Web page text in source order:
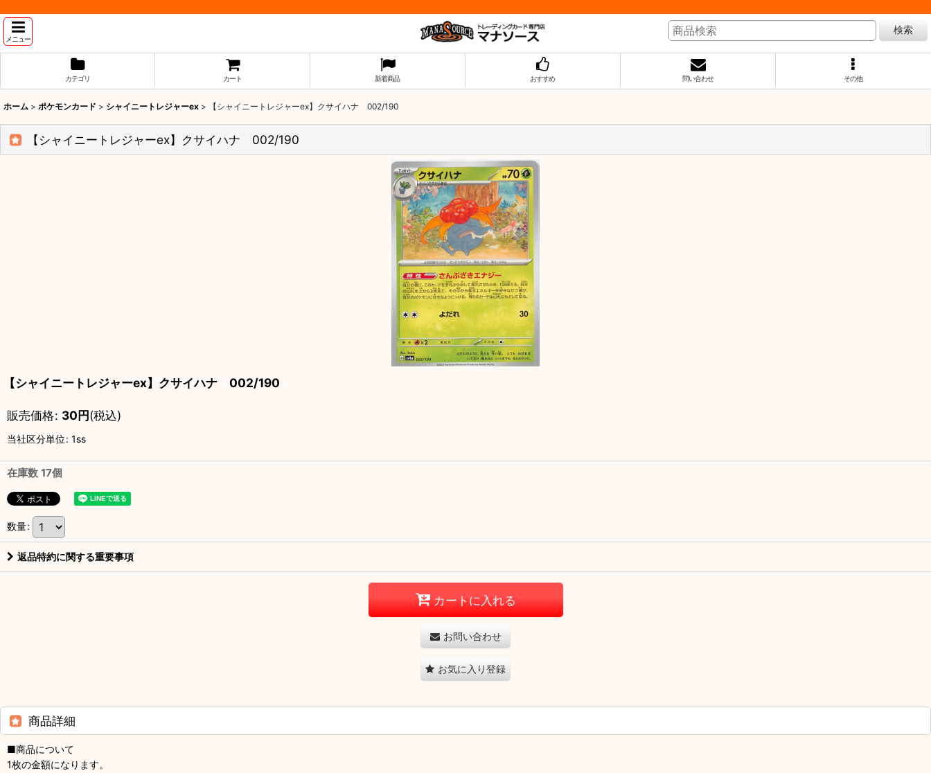
メニュー
検索
カテゴリ カート 新着商品 おすすめ 問い合わせ その他
ホーム > ポケモンカード > シャイニートレジャーex > 【シャイニートレジャーex】クサイハナ 002/190
【シャイニートレジャーex】クサイハナ 002/190
【シャイニートレジャーex】クサイハナ 002/190
販売価格: 30円(税込)
当社区分単位: 1ss
在庫数 17個
数量:
返品特約に関する重要事項
カートに入れる
お問い合わせ
お気に入り登録
商品詳細
■商品について
1枚の金額になります。